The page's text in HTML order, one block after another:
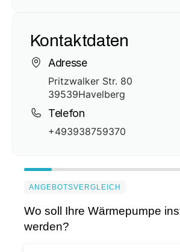
Kontaktdaten
Adresse
Pritzwalker Str. 80
39539Havelberg
Telefon
+493938759370
ANGEBOTSVERGLEICH
Wo soll Ihre Wärmepumpe
werden?